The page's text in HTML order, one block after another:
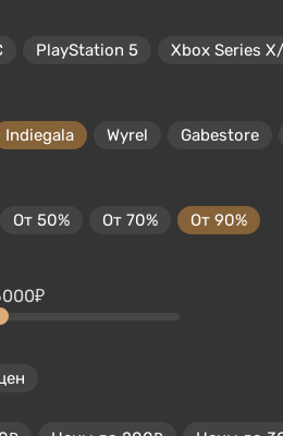
PlayStation 5 Xbox Series
Indiegala Wyrel Gabestore
От 50% От 70% От 90%